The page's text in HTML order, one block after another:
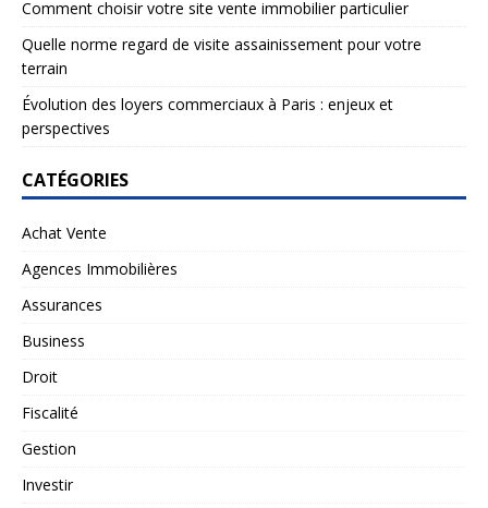
Comment choisir votre site vente immobilier particulier
Quelle norme regard de visite assainissement pour votre
terrain
Évolution des loyers commerciaux à Paris : enjeux et
perspectives
CATÉGORIES
Achat Vente
Agences Immobilières
Assurances
Business
Droit
Fiscalité
Gestion
Investir